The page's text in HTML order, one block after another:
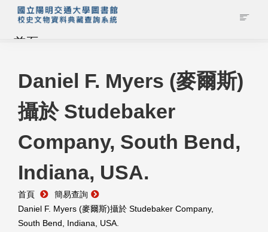
首頁
藏品查詢
校史館簡介
藏品清單全覽
資料調閱申請
管理者登入
Daniel F. Myers (麥爾斯)
攝於 Studebaker
Company, South Bend,
Indiana, USA.
首頁
簡易查詢
Daniel F. Myers (麥爾斯)攝於 Studebaker Company,
South Bend, Indiana, USA.